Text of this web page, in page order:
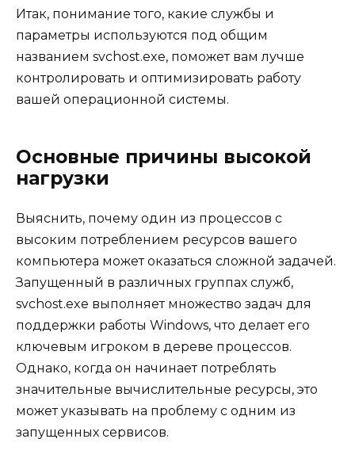
Итак, понимание того, какие службы и
параметры используются под общим
названием svchost.exe, поможет вам лучше
контролировать и оптимизировать работу
вашей операционной системы.
Основные причины высокой
нагрузки
Выяснить, почему один из процессов с
высоким потреблением ресурсов вашего
компьютера может оказаться сложной задачей.
Запущенный в различных группах служб,
svchost.exe выполняет множество задач для
поддержки работы Windows, что делает его
ключевым игроком в дереве процессов.
Однако, когда он начинает потреблять
значительные вычислительные ресурсы, это
может указывать на проблему с одним из
запущенных сервисов.